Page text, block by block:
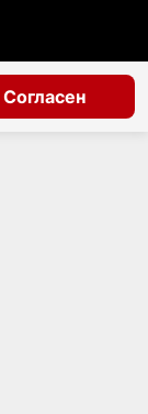
Согласен